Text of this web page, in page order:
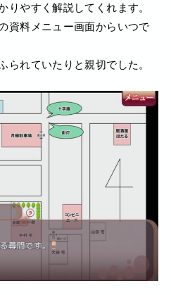
りやすく解説してくれます。
資料メニュー画面からいつで
られていたりと親切でした。